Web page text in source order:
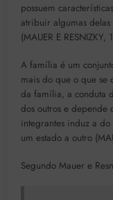
possuem
atribuir algumas delas
(MAUER E RESNIZKY,
A família é um
mais do que o que se
da família, a conduta
dos outros e depende
integrantes induz a
um estado a outro
Segundo Mauer e